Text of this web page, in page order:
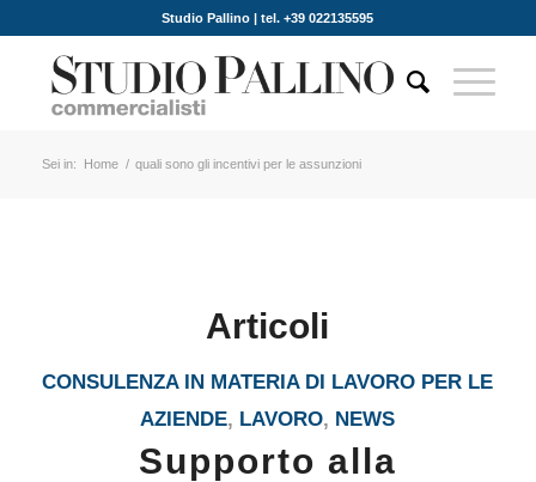
Studio Pallino | tel. +39 022135595
Sei in: Home / quali sono gli incentivi per le assunzioni
Articoli
CONSULENZA IN MATERIA DI LAVORO PER LE
AZIENDE, LAVORO, NEWS
Supporto alla